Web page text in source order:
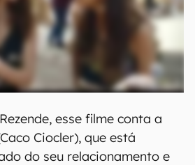
esse filme conta a
Ciocler), que está
do seu relacionamento e